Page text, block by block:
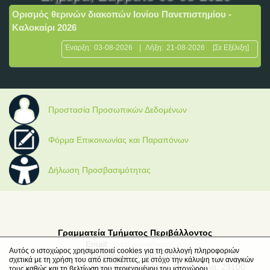
Ορισμός θερινών διακοπών Ιονίου Πανεπιστημίου -
Καλοκαίρι 2026
Έναρξη: 03-08-2026 Λήξη: 21-08-2026 [Σε Εξέλιξη]
Προστασία Προσωπικών Δεδομένων
Φόρμα Επικοινωνίας και Παραπόνων
Δήλωση Προσβασιμότητας
Γραμματεία Τμήματος Περιβάλλοντος
Email:
Τηλέφωνο: 2695021050
Διεύθυνση: Μ. Μινώτου-Γιαννοπούλου, Παναγούλα, 29100,
Αυτός ο ιστοχώρος χρησιμοποιεί cookies για τη συλλογή πληροφοριών
σχετικά με τη χρήση του από επισκέπτες, με στόχο την κάλυψη των αναγκών